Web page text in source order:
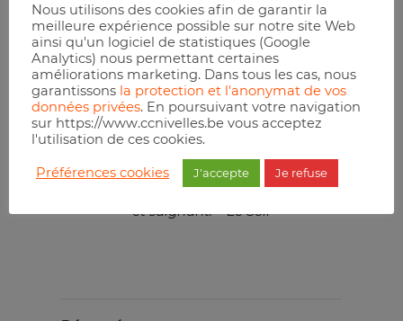
Crédit photo : © Stan Arte
Un coup de force théâtral,
bouleversant autant
qu’hilarant. – La Libre
Tragique et hilarant. Tendre
et saignant. – Le Soir
Nous utilisons des cookies afin de garantir la
meilleure expérience possible sur notre site Web
ainsi qu'un logiciel de statistiques (Google
Analytics) nous permettant certaines
améliorations marketing. Dans tous les cas, nous
garantissons la protection et l'anonymat de vos
données privées. En poursuivant votre navigation
sur https://www.ccnivelles.be vous acceptez
l'utilisation de ces cookies.
Préférences cookies J'accepte Je refuse